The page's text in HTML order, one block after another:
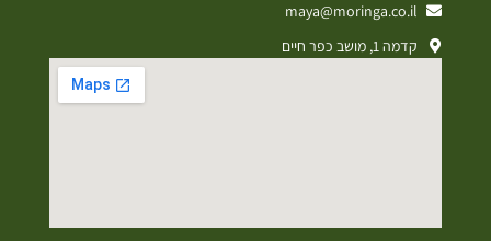
maya@moringa.co.il
קדמה 1, מושב כפר חיים